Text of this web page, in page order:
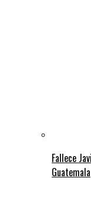
Fallece
Guatemala